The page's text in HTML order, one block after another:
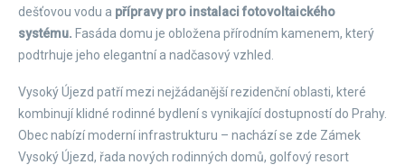
dešťovou vodu a přípravy pro instalaci fotovoltaického
systému. Fasáda domu je obložena přírodním kamenem, který
podtrhuje jeho elegantní a nadčasový vzhled.
Vysoký Újezd patří mezi nejžádanější rezidenční oblasti, které
kombinují klidné rodinné bydlení s vynikající dostupností do Prahy.
Obec nabízí moderní infrastrukturu – nachází se zde Zámek
Vysoký Újezd, řada nových rodinných domů, golfový resort